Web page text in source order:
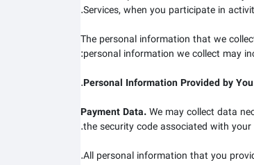
Services, when you participate in
The personal information that we
personal information we collect may
Personal Information Provided by
Payment Data.We may collect data
the security code associated with
.
All personal information that you